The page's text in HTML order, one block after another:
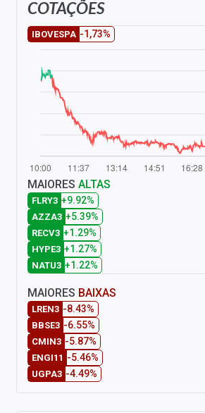
COTAÇÕES
IBOVESPA -1,73%
MAIORES ALTAS
FLRY3 +9.92%
AZZA3 +5.39%
RECV3 +1.29%
HYPE3 +1.27%
NATU3 +1.22%
MAIORES BAIXAS
LREN3 -8.43%
BBSE3 -6.55%
CMIN3 -5.87%
ENGI11 -5.46%
UGPA3 -4.49%